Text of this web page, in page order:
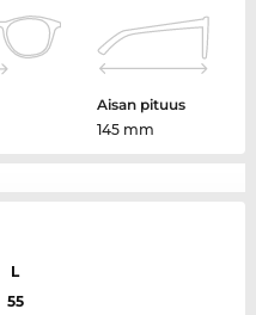
Aisan pituus
145 mm
L
55